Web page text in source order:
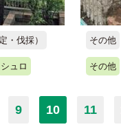
・伐採）
シュロ
その他
その他
9 10 11